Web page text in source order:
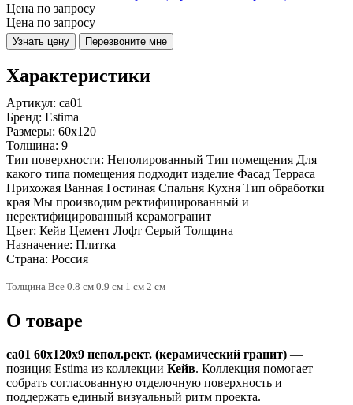
Цена по запросу
Цена по запросу
Узнать цену Перезвоните мне
Характеристики
Артикул: ca01
Бренд: Estima
Размеры: 60x120
Толщина: 9
Тип поверхности: Неполированный Тип помещения Для
какого типа помещения подходит изделие Фасад Терраса
Прихожая Ванная Гостиная Спальня Кухня Тип обработки
края Мы производим ректифицированный и
неректифицированный керамогранит
Цвет: Кейв Цемент Лофт Серый Толщина
Назначение: Плитка
Страна: Россия
Толщина Все 0.8 см 0.9 см 1 см 2 см
О товаре
ca01 60x120x9 непол.рект. (керамический гранит) —
позиция Estima из коллекции Кейв. Коллекция помогает
собрать согласованную отделочную поверхность и
поддержать единый визуальный ритм проекта.